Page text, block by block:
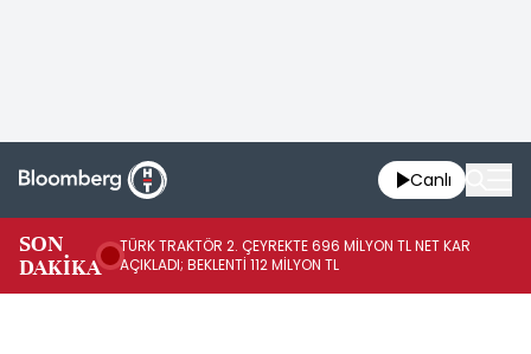
Canlı
SON
DAKİKA
TÜRK TRAKTÖR 2. ÇEYREKTE 696 MİLYON TL NET KAR
AÇIKLADI; BEKLENTİ 112 MİLYON TL